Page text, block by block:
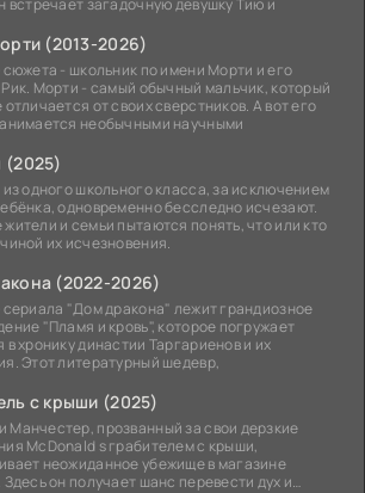
(2013-2026)
сюжета - школьник по имени Морти и его
Морти - самый обычный мальчик, который
от своих сверстников. А вот его
необычными научными
(2025)
из одного школьного класса, за исключением
одновременно бесследно исчезают.
и семьи пытаются понять, что или кто
их исчезновения.
(2022-2026)
сериала "Дом дракона" лежит грандиозное
"Пламя и кровь", которое погружает
в хронику династии Таргариенов и их
Этот литературный шедевр,
с крыши (2025)
прозванный за свои дерзкие
McDonald s грабителем с крыши,
неожиданное убежище в магазине
Здесь он получает шанс перевести дух и